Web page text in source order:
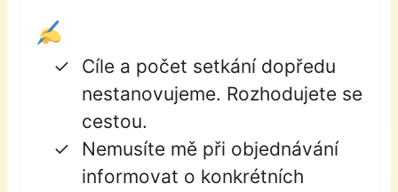
Cíle a počet setkání dopředu
nestanovujeme. Rozhodujete se
cestou.
Nemusíte mě při objednávání
informovat o konkrétních